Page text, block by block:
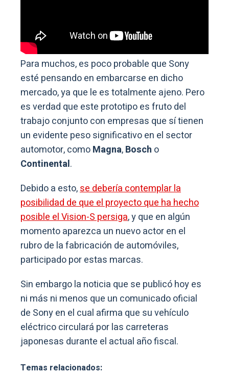
Para muchos, es poco probable que Sony
esté pensando en embarcarse en dicho
mercado, ya que le es totalmente ajeno. Pero
es verdad que este prototipo es fruto del
trabajo conjunto con empresas que sí tienen
un evidente peso significativo en el sector
automotor, comoMagna,Bosch o
Continental.
Debido a esto,se debería contemplar la
posibilidad de que el proyecto que ha hecho
posible el Vision-S persiga, y que en algún
momento aparezca un nuevo actor en el
rubro de la fabricación de automóviles,
participado por estas marcas.
Sin embargo la noticia que se publicó hoy es
ni más ni menos que un comunicado oficial
de Sony en el cual afirma que su vehículo
eléctrico circulará por las carreteras
japonesas durante el actual año fiscal.
Temas relacionados: